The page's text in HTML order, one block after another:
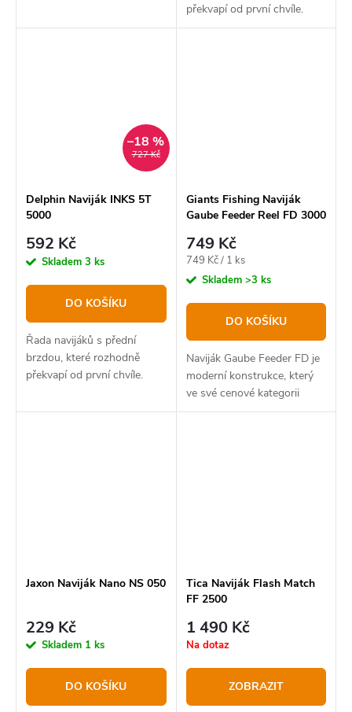
překvapí od první chvíle.
Jedná se totiž o sérii, u které
727 Kč
–18 %
Delphin Naviják INKS 5T
5000
592 Kč
Skladem 3 ks
DO KOŠÍKU
Řada navijáků s přední
brzdou, které rozhodně
překvapí od první chvíle.
se nám dokonale podařilo
Giants Fishing Naviják
Gaube Feeder Reel FD 3000
749 Kč
Měrná
cena:
749 Kč / 1 ks
Skladem >3 ks
DO KOŠÍKU
Naviják Gaube Feeder FD je
moderní konstrukce, který
ve své cenové kategorii
překvapí ultra lehkým
Jaxon Naviják Nano NS 050
229 Kč
Skladem 1 ks
DO KOŠÍKU
Tica Naviják Flash Match
FF 2500
1 490 Kč
Na dotaz
ZOBRAZIT